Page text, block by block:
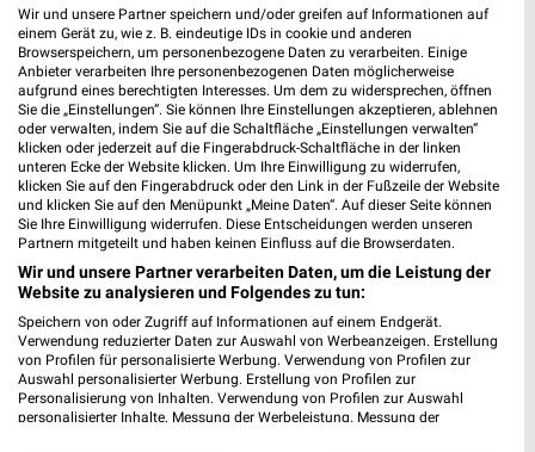
MEHR PROSPEKTE
weekli - Prospekte & Angebote App
Alle PENNY Angebote immer griffbereit – mit der kostenlosen
weekli App für iOS & Android.
✔Standortgenaue Angebote
Wir und unsere Partner speichern und/oder greifen auf Informationen auf
einem Gerät zu, wie z. B. eindeutige IDs in cookie und anderen
Browserspeichern, um personenbezogene Daten zu verarbeiten. Einige
Anbieter verarbeiten Ihre personenbezogenen Daten möglicherweise
aufgrund eines berechtigten Interesses. Um dem zu widersprechen, öffnen
Sie die „Einstellungen“. Sie können Ihre Einstellungen akzeptieren, ablehnen
oder verwalten, indem Sie auf die Schaltfläche „Einstellungen verwalten“
klicken oder jederzeit auf die Fingerabdruck-Schaltfläche in der linken
unteren Ecke der Website klicken. Um Ihre Einwilligung zu widerrufen,
klicken Sie auf den Fingerabdruck oder den Link in der Fußzeile der Website
und klicken Sie auf den Menüpunkt „Meine Daten“. Auf dieser Seite können
Sie Ihre Einwilligung widerrufen. Diese Entscheidungen werden unseren
Partnern mitgeteilt und haben keinen Einfluss auf die Browserdaten.
Wir und unsere Partner verarbeiten Daten, um die Leistung der
Website zu analysieren und Folgendes zu tun:
Speichern von oder Zugriff auf Informationen auf einem Endgerät.
Verwendung reduzierter Daten zur Auswahl von Werbeanzeigen. Erstellung
von Profilen für personalisierte Werbung. Verwendung von Profilen zur
Auswahl personalisierter Werbung. Erstellung von Profilen zur
Personalisierung von Inhalten. Verwendung von Profilen zur Auswahl
personalisierter Inhalte. Messung der Werbeleistung. Messung der